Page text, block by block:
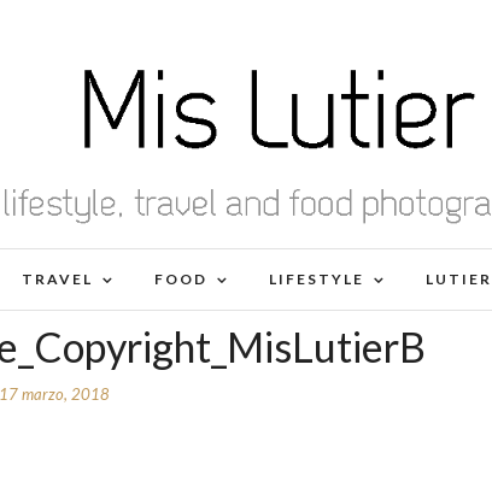
TRAVEL FOOD LIFESTYLE LUTIER
17 marzo, 2018